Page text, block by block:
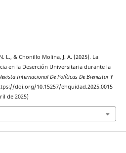
L., & Chonillo Molina, J. A. (2025). La
en la Deserción Universitaria durante la
Internacional De Políticas De Bienestar Y
doi.org/10.15257/ehquidad.2025.0015
de 2025)